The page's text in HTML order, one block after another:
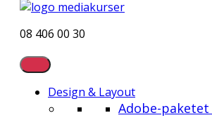
08 406 00 30
Design & Layout
Adobe-paketet